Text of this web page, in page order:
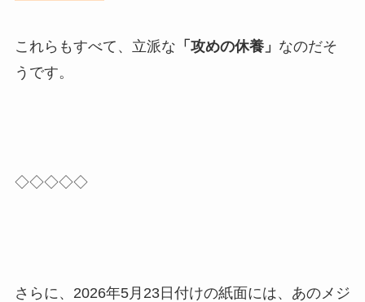
これらもすべて、立派な 「攻めの休養」 なのだそ
うです。
◇◇◇◇◇
さらに、2026年5月23日付けの紙面には、あのメジ